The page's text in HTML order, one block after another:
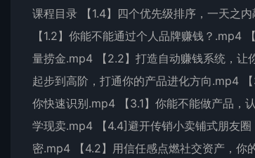
课程目录 【1.4】四个优先级排序，一天之
【1.2】你能不能通过个人品牌赚钱？.mp4
量捞金.mp4 【2.2】打造自动赚钱系统，让
起步到高阶，打通你的产品进化方向.mp4
你快速识别.mp4 【3.1】你能不能做产品，
学现卖.mp4 【4.4]避开传销小卖铺式朋友
密.mp4 【4.2】用信任感点燃社交资产，你